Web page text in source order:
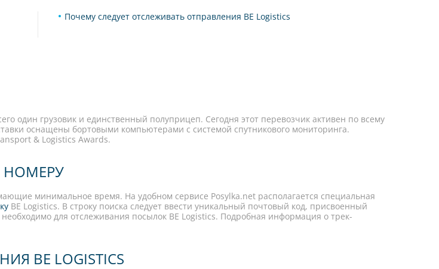
Почему следует отслеживать отправления BE Logistics
один грузовик и единственный полуприцеп. Сегодня этот перевозчик активен по всему
оснащены бортовыми компьютерами с системой спутникового мониторинга.
& Logistics Awards.
НОМЕРУ
минимальное время. На удобном сервисе Posylka.net располагается специальная
BE Logistics. В строку поиска следует ввести уникальный почтовый код, присвоенный
для отслеживания посылок BE Logistics. Подробная информация о трек-
BE LOGISTICS